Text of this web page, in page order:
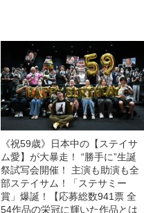
《祝59歳》日本中の【ステイサ
ム愛】が大暴走！ “勝手に”生誕
祭試写会開催！ 主演も助演も全
部ステイサム！「ステサミー
賞」爆誕！【応募総数941票 全
54作品の栄冠に輝いた作品とは